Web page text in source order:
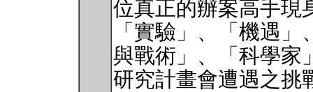
位真正的辦案高手現
「實驗」、「機遇
與戰術」、「科學家
研究計畫會遭遇之挑